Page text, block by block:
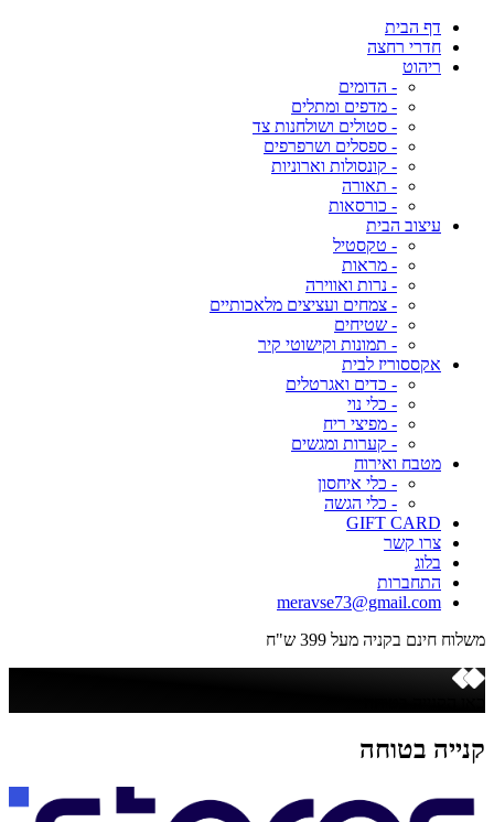
דף הבית
חדרי רחצה
ריהוט
- הדומים
- מדפים ומתלים
- סטולים ושולחנות צד
- ספסלים ושרפרפים
- קונסולות וארוניות
- תאורה
- כורסאות
עיצוב הבית
- טקסטיל
- מראות
- נרות ואווירה
- צמחים ועציצים מלאכותיים
- שטיחים
- תמונות וקישוטי קיר
אקססוריז לבית
- כדים ואגרטלים
- כלי נוי
- מפיצי ריח
- קערות ומגשים
מטבח ואירוח
- כלי איחסון
- כלי הגשה
GIFT CARD
צרו קשר
בלוג
התחברות
meravse73@gmail.com
משלוח חינם בקניה מעל 399 ש"ח
קנייה בטוחה